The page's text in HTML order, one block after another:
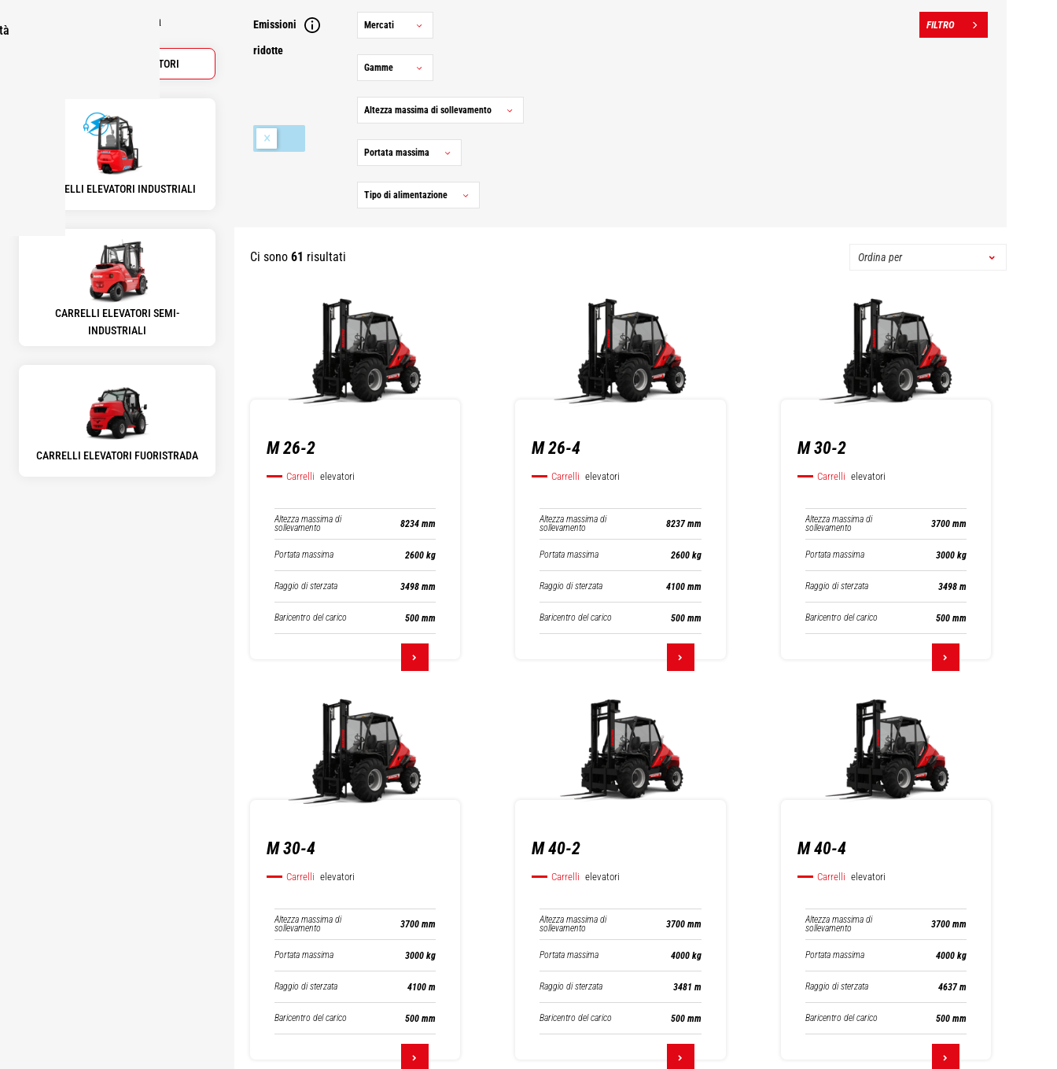
Seleziona una categoria
TUTTI CARRELLI ELEVATORI
CARRELLI ELEVATORI INDUSTRIALI
CARRELLI ELEVATORI SEMI-
INDUSTRIALI
CARRELLI ELEVATORI FUORISTRADA
Emissioni
ridotte
Mercati
Gamme
Altezza massima di sollevamento
Portata massima
Tipo di alimentazione
Ci sono 61 risultati
M 26-2
Carrelli elevatori
Altezza massima di
sollevamento 8234 mm
Portata massima 2600 kg
Raggio di sterzata 3498 mm
Baricentro del carico 500 mm
M 26-4
Carrelli elevatori
Altezza massima di
sollevamento 8237 mm
Portata massima 2600 kg
Raggio di sterzata 4100 mm
Baricentro del carico 500 mm
M 30-2
Carrelli elevatori
Altezza massima di
sollevamento 3700 mm
Portata massima 3000 kg
Raggio di sterzata 3498 m
Baricentro del carico 500 mm
M 30-4
Carrelli elevatori
Altezza massima di
sollevamento 3700 mm
Portata massima 3000 kg
Raggio di sterzata 4100 m
Baricentro del carico 500 mm
M 40-2
Carrelli elevatori
Altezza massima di
sollevamento 3700 mm
Portata massima 4000 kg
Raggio di sterzata 3481 m
Baricentro del carico 500 mm
M 40-4
Carrelli elevatori
Altezza massima di
sollevamento 3700 mm
Portata massima 4000 kg
Raggio di sterzata 4637 m
Baricentro del carico 500 mm